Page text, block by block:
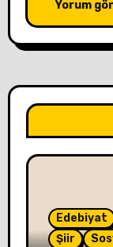
Edebiyat
Şiir